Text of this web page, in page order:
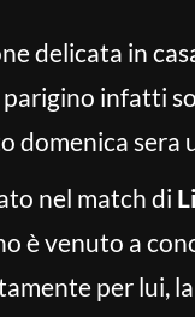
delicata in
infatti
domenica sera
nel match di
è venuto a
per lui,